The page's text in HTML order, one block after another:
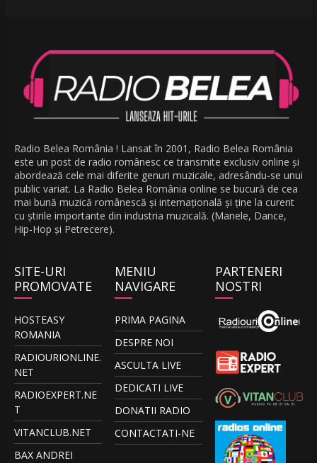
Radio Belea România ! Lansat în 2001, Radio Belea România
este un post de radio românesc ce transmite exclusiv online și
abordează cele mai diferite genuri muzicale, adresându-se unui
public variat. La Radio Belea România online se bucură de cea
mai bună muzică românescă și internațională și ține la curent
cu știrile importante din industria muzicală. (Manele, Dance,
Hip-Hop și Petrecere).
SITE-URI
PROMOVATE
HOSTEASY
ROMANIA
RADIOURIONLINE.
NET
RADIOEXPERT.NE
T
VITANCLUB.NET
BAX ANDREI
MENIU
NAVIGARE
PRIMA PAGINA
DESPRE NOI
ASCULTA LIVE
DEDICATI LIVE
DONATII RADIO
CONTACTATI-NE
PARTENERI
NOSTRI